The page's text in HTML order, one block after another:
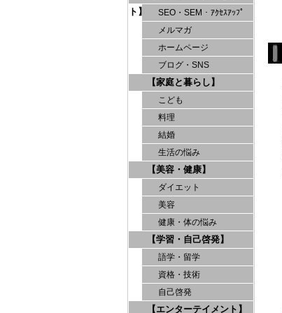
ト】
SEO・SEM・ｱｸｾｽｱｯﾌﾟ
メルマガ
ホームページ
ブログ・SNS
【家庭と暮らし】
こども
料理
結婚
生活の悩み
【美容・健康】
ダイエット
美容
健康・体の悩み
【学習・自己啓発】
語学・留学
資格・技術
自己啓発
【エンターテイメント】